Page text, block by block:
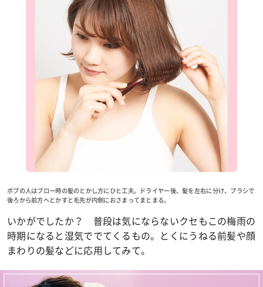
ボブの人はブロー時の髪のとかし方にひと工夫。ドライヤー後、髪を左右に分け、ブラシで
後ろから前方へとかすと毛先が内側におさまってまとまる。
いかがでしたか？ 普段は気にならないクセもこの梅雨の
時期になると湿気ででてくるもの。とくにうねる前髪や顔
まわりの髪などに応用してみて。